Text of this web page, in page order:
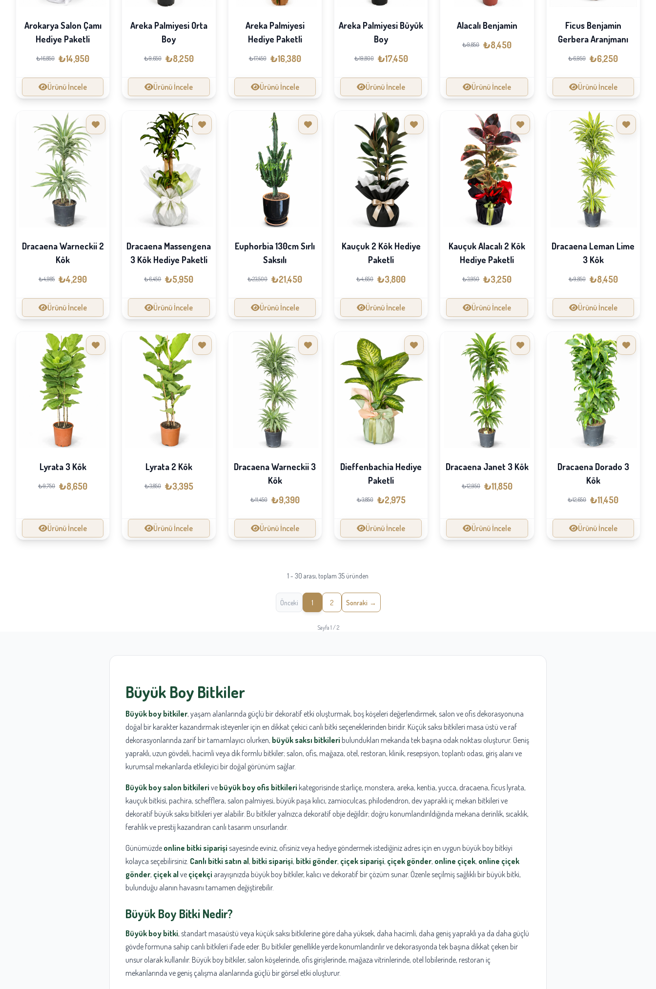
Arokarya Salon Çamı
Hediye Paketli
₺16,850 ₺14,950
Ürünü İncele
Areka Palmiyesi Orta
Boy
₺9,650 ₺8,250
Ürünü İncele
Areka Palmiyesi
Hediye Paketli
₺17,450 ₺16,380
Ürünü İncele
Areka Palmiyesi Büyük
Boy
₺19,800 ₺17,450
Ürünü İncele
Alacalı Benjamin
₺9,850 ₺8,450
Ürünü İncele
Ficus Benjamin
Gerbera Aranjmanı
₺6,950 ₺6,250
Ürünü İncele
Dracaena Warneckii 2
Kök
₺4,985 ₺4,290
Ürünü İncele
Dracaena Massengena
3 Kök Hediye Paketli
₺6,450 ₺5,950
Ürünü İncele
Euphorbia 130cm Sırlı
Saksılı
₺23,500 ₺21,450
Ürünü İncele
Kauçuk 2 Kök Hediye
Paketli
₺4,650 ₺3,800
Ürünü İncele
Kauçuk Alacalı 2 Kök
Hediye Paketli
₺3,950 ₺3,250
Ürünü İncele
Dracaena Leman Lime
3 Kök
₺9,850 ₺8,450
Ürünü İncele
Lyrata 3 Kök
₺9,750 ₺8,650
Ürünü İncele
Lyrata 2 Kök
₺3,850 ₺3,395
Ürünü İncele
Dracaena Warneckii 3
Kök
₺11,450 ₺9,390
Ürünü İncele
Dieffenbachia Hediye
Paketli
₺3,850 ₺2,975
Ürünü İncele
Dracaena Janet 3 Kök
₺12,950 ₺11,850
Ürünü İncele
Dracaena Dorado 3
Kök
₺12,650 ₺11,450
Ürünü İncele
1 - 30 arası, toplam 35 üründen
Önceki 1 2 Sonraki
Sayfa 1 / 2
Büyük Boy Bitkiler
Büyük boy bitkiler, yaşam alanlarında güçlü bir dekoratif etki oluşturmak, boş köşeleri değerlendirmek, salon ve ofis dekorasyonuna
doğal bir karakter kazandırmak isteyenler için en dikkat çekici canlı bitki seçeneklerinden biridir. Küçük saksı bitkileri masa üstü ve raf
dekorasyonlarında zarif bir tamamlayıcı olurken, büyük saksı bitkileri bulundukları mekanda tek başına odak noktası oluşturur. Geniş
yapraklı, uzun gövdeli, hacimli veya dik formlu bitkiler; salon, ofis, mağaza, otel, restoran, klinik, resepsiyon, toplantı odası, giriş alanı ve
kurumsal mekanlarda etkileyici bir doğal görünüm sağlar.
Büyük boy salon bitkileri ve büyük boy ofis bitkileri kategorisinde starliçe, monstera, areka, kentia, yucca, dracaena, ficus lyrata,
kauçuk bitkisi, pachira, schefflera, salon palmiyesi, büyük paşa kılıcı, zamioculcas, philodendron, dev yapraklı iç mekan bitkileri ve
dekoratif büyük saksı bitkileri yer alabilir. Bu bitkiler yalnızca dekoratif obje değildir; doğru konumlandırıldığında mekana derinlik, sıcaklık,
ferahlık ve prestij kazandıran canlı tasarım unsurlarıdır.
Günümüzde online bitki siparişi sayesinde eviniz, ofisiniz veya hediye göndermek istediğiniz adres için en uygun büyük boy bitkiyi
kolayca seçebilirsiniz. Canlı bitki satın al, bitki siparişi, bitki gönder, çiçek siparişi, çiçek gönder, online çiçek, online çiçek
gönder, çiçek al ve çiçekçi arayışınızda büyük boy bitkiler, kalıcı ve dekoratif bir çözüm sunar. Özenle seçilmiş sağlıklı bir büyük bitki,
bulunduğu alanın havasını tamamen değiştirebilir.
Büyük Boy Bitki Nedir?
Büyük boy bitki, standart masaüstü veya küçük saksı bitkilerine göre daha yüksek, daha hacimli, daha geniş yapraklı ya da daha güçlü
gövde formuna sahip canlı bitkileri ifade eder. Bu bitkiler genellikle yerde konumlandırılır ve dekorasyonda tek başına dikkat çeken bir
unsur olarak kullanılır. Büyük boy bitkiler, salon köşelerinde, ofis girişlerinde, mağaza vitrinlerinde, otel lobilerinde, restoran iç
mekanlarında ve geniş çalışma alanlarında güçlü bir görsel etki oluşturur.